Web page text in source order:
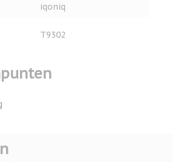
iqoniq
T9302